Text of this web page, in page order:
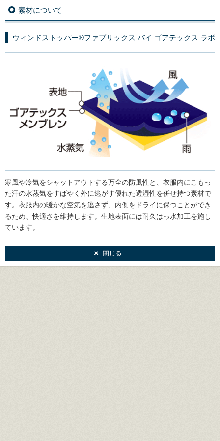
素材について
ウィンドストッパー®ファブリックス バイ ゴアテックス ラボ
寒風や冷気をシャットアウトする万全の防風性と、衣服内にこもっ
た汗の水蒸気をすばやく外に逃がす優れた透湿性を併せ持つ素材で
す。衣服内の暖かな空気を逃さず、内側をドライに保つことができ
るため、快適さを維持します。生地表面には耐久はっ水加工を施し
ています。
閉じる